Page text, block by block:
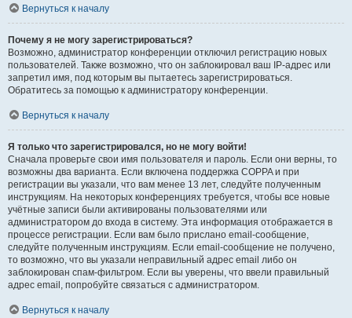
Вернуться к началу
Почему я не могу зарегистрироваться?
Возможно, администратор конференции отключил регистрацию новых
пользователей. Также возможно, что он заблокировал ваш IP-адрес или
запретил имя, под которым вы пытаетесь зарегистрироваться.
Обратитесь за помощью к администратору конференции.
Вернуться к началу
Я только что зарегистрировался, но не могу войти!
Сначала проверьте свои имя пользователя и пароль. Если они верны, то
возможны два варианта. Если включена поддержка COPPA и при
регистрации вы указали, что вам менее 13 лет, следуйте полученным
инструкциям. На некоторых конференциях требуется, чтобы все новые
учётные записи были активированы пользователями или
администратором до входа в систему. Эта информация отображается в
процессе регистрации. Если вам было прислано email-сообщение,
следуйте полученным инструкциям. Если email-сообщение не получено,
то возможно, что вы указали неправильный адрес email либо он
заблокирован спам-фильтром. Если вы уверены, что ввели правильный
адрес email, попробуйте связаться с администратором.
Вернуться к началу